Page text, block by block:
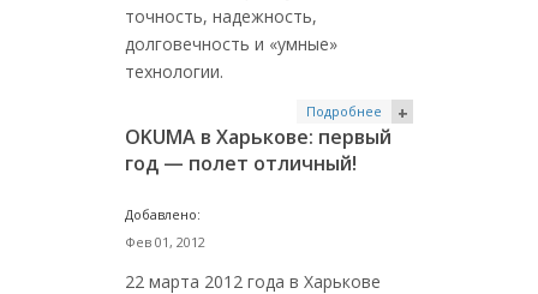
точность, надежность,
долговечность и «умные»
технологии.
Подробнее +
OKUMA в Харькове: первый
год — полет отличный!
Добавлено:
Фев 01, 2012
22 марта 2012 года в Харькове